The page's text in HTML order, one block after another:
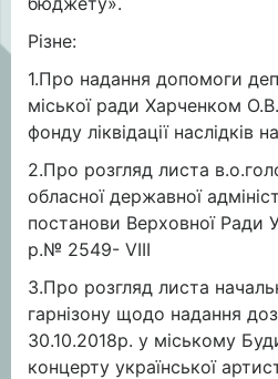
Різне:
1.Про надання допомоги
міської ради Харченком
фонду ліквідації наслідків
2.Про розгляд листа
обласної державної
постанови Верховної Ради
р.№ 2549- VIII
3.Про розгляд листа
гарнізону щодо надання
30.10.2018р. у міському
концерту української